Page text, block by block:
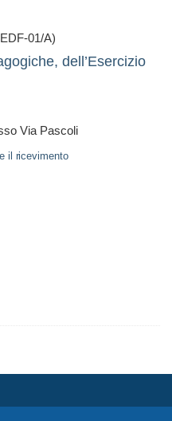
01/A)
dell’Esercizio
Via Pascoli
il ricevimento